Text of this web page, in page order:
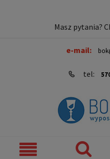
Masz pytania?
e-mail:
tel: